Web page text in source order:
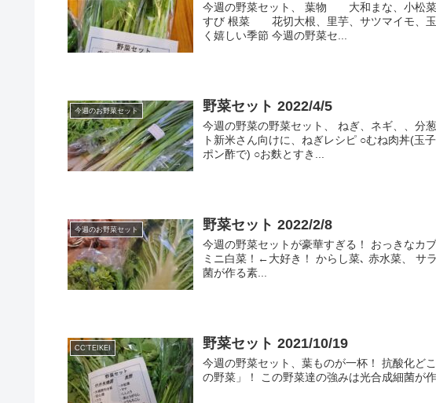
今週の野菜セット、 葉物 大和まな、小松
すび 根菜 花切大根、里芋、サツマイモ、玉
く嬉しい季節 今週の野菜セ...
今週のお野菜セット 野菜セット 2022/4/5
今週の野菜の野菜セット、 ねぎ、ネギ、、分
ト新米さん向けに、ねぎレシピ ○むね肉丼(玉
ポン酢で) ○お麩とすき...
今週のお野菜セット 野菜セット 2022/2/8
今週の野菜セットが豪華すぎる！ おっきなカ
ミニ白菜！←大好き！ からし菜､ 赤水菜、 サ
菌が作る素...
CC'TEIKEI 野菜セット 2021/10/19
今週の野菜セット、葉ものが一杯！ 抗酸化ど
の野菜」！ この野菜達の強みは光合成細菌が